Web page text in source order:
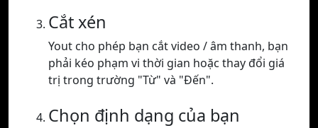
Cắt xén
Yout cho phép bạn cắt video / âm thanh, bạn
phải kéo phạm vi thời gian hoặc thay đổi giá
trị trong trường "Từ" và "Đến".
Chọn định dạng của bạn